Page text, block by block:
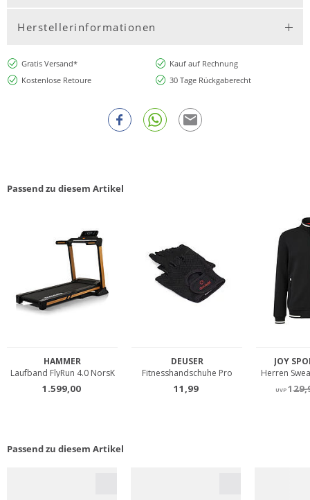
Herstellerinformationen
Gratis Versand*
Kauf auf Rechnung
Kostenlose Retoure
30 Tage Rückgaberecht
Passend zu diesem Artikel
Passend zu diesem Artikel